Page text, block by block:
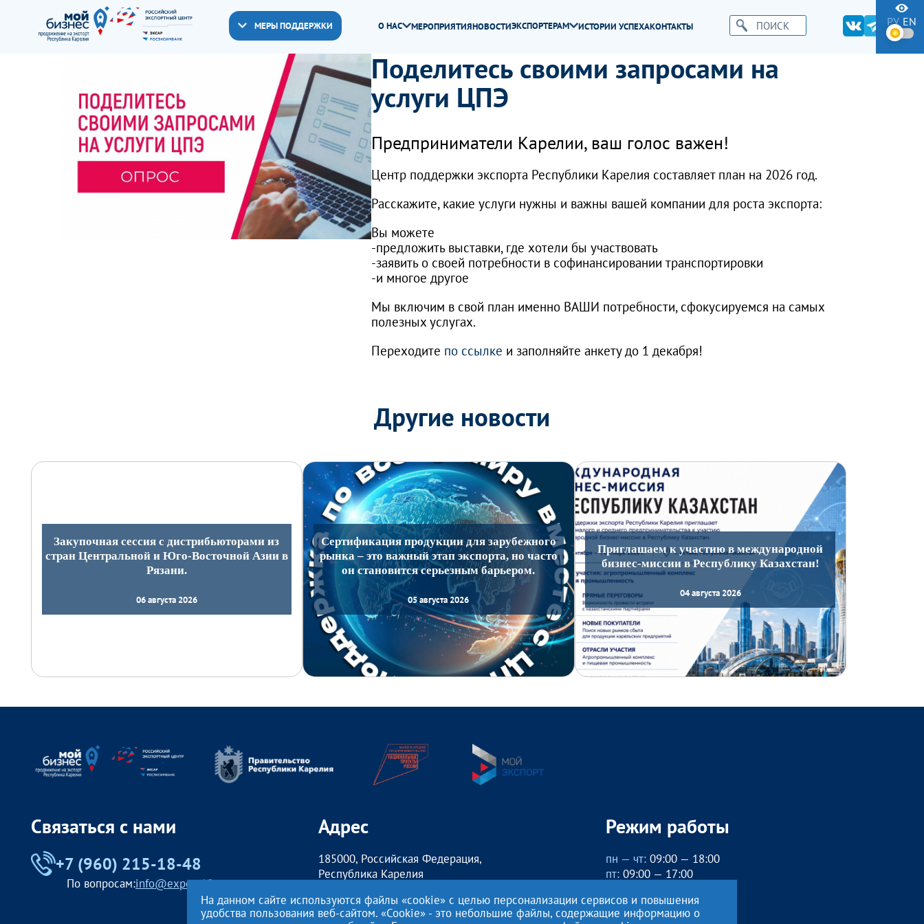
МЕРЫ ПОДДЕРЖКИ О НАС МЕРОПРИЯТИЯНОВОСТИЭКСПОРТЕРАМ ИСТОРИИ УСПЕХАКОНТАКТЫ РУ EN
Поделитесь своими запросами на
услуги ЦПЭ
Предприниматели Карелии, ваш голос важен!
Центр поддержки экспорта Республики Карелия составляет план на 2026 год.
Расскажите, какие услуги нужны и важны вашей компании для роста экспорта:
Вы можете
-предложить выставки, где хотели бы участвовать
-заявить о своей потребности в софинансировании транспортировки
-и многое другое
Мы включим в свой план именно ВАШИ потребности, сфокусируемся на самых
полезных услугах.
Переходите по ссылке и заполняйте анкету до 1 декабря!
Другие новости
Закупочная сессия с дистрибьюторами из
стран Центральной и Юго-Восточной Азии в
Рязани.
06 августа 2026
Сертификация продукции для зарубежного
рынка – это важный этап экспорта, но часто
он становится серьезным барьером.
05 августа 2026
Приглашаем к участию в международной
бизнес-миссии в Республику Казахстан!
04 августа 2026
Связаться с нами
+7 (960) 215-18-48
По вопросам:info@export10.ru
Адрес
185000, Российская Федерация,
Республика Карелия
наб. Гюллинга, 11 / 2 этаж, офис 2
Режим работы
пн — чт: 09:00 — 18:00
пт: 09:00 — 17:00
сб, вс— выходные
На данном сайте используются файлы «cookie» с целью персонализации сервисов и повышения
удобства пользования веб-сайтом. «Cookie» - это небольшие файлы, содержащие информацию о